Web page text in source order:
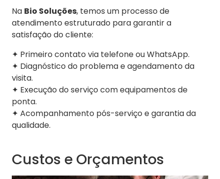
Na Bio Soluções, temos um processo de
atendimento estruturado para garantir a
satisfação do cliente:
✦ Primeiro contato via telefone ou WhatsApp.
✦ Diagnóstico do problema e agendamento da
visita.
✦ Execução do serviço com equipamentos de
ponta.
✦ Acompanhamento pós-serviço e garantia da
qualidade.
Custos e Orçamentos